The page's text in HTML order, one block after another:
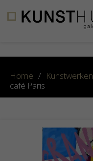
Home / Kunstwerken
café Paris